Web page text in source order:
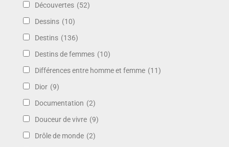
Découvertes (52)
Dessins (10)
Destins (136)
Destins de femmes (10)
Différences entre homme et femme (11)
Dior (9)
Documentation (2)
Douceur de vivre (9)
Drôle de monde (2)